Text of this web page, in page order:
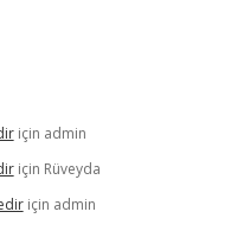
için admin
için Rüveyda
için admin